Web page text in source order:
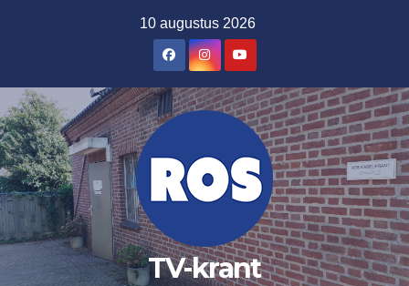
inhoud
10 augustus 2026
TV-krant